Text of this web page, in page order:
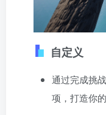
自定义
通过完成挑
项，打造你